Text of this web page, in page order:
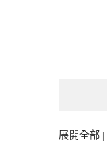
展開全部 |